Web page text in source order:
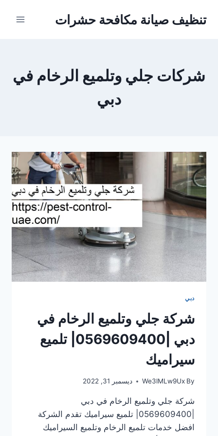
تنظيف صيانة مكافحة حشرات
شركات جلي وتلميع الرخام في
دبي
دبي
شركة جلي وتلميع الرخام في
دبي |0569609400| تلميع
سيراميك
By
We3lMLw9Ux ديسمبر 31, 2022
شركة جلي وتلميع الرخام في دبي
|0569609400| تلميع سيراميك تقدم الشركة
افضل خدمات تلميع الرخام وتلميع السيراميك